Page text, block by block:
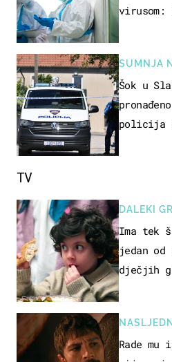
virusom:
SUMNJA
Šok u
policija
TV
DALEKI
Ima tek
jedan
dječjih
Rade